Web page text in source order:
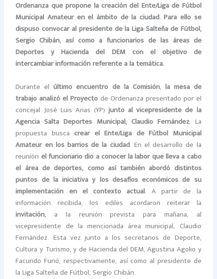
Ordenanza que propone la creación del Ente/Liga de Fútbol
Municipal Amateur en el ámbito de la ciudad. Para ello se
dispuso convocar al presidente de la Liga Salteña de Fútbol,
Sergio Chibán, así como a funcionarios de las áreas de
Deportes y Hacienda del DEM con el objetivo de
intercambiar información referente a la temática.
Durante elúltimo encuentro de la Comisión, la mesa de
trabajo analizó el Proyecto de Ordenanza presentado por el
concejal José Luis Arias (YP) junto al vicepresidente de la
Agencia Salta Deportes Municipal, Claudio Fernández. La
propuesta buscacrear el Ente/Liga de Fútbol Municipal
Amateur en los barrios de la ciudad. En el desarrollo de la
reunión el funcionario dio a conocer la labor que lleva a cabo
el área de deportes, como así también abordó distintos
puntos de la iniciativa y los desafíos económicos de su
implementación en el contexto actual. A partir de la
información recibida, los ediles acordaron reiterar la
invitación, a la reunión prevista para mañana, al
vicepresidente de la mencionada área municipal, Claudio
Fernández. Esta vez junto a los secretarios de Deporte,
Cultura y Turismo, y de Hacienda del DEM, Agustina Agolio y
Facundo Furió, respectivamente, así como al presidente de
la Liga Salteña de Fútbol, Sergio Chibán.